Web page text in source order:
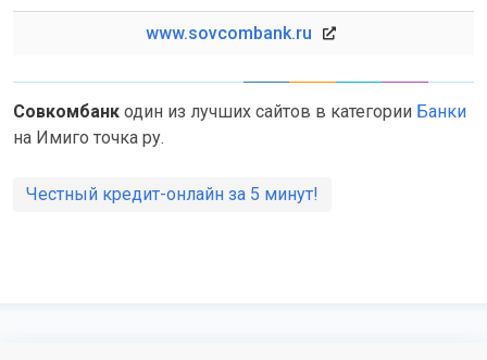
www.sovcombank.ru
Совкомбанк один из лучших сайтов в категории Банки
на Имиго точка ру.
Честный кредит-онлайн за 5 минут!